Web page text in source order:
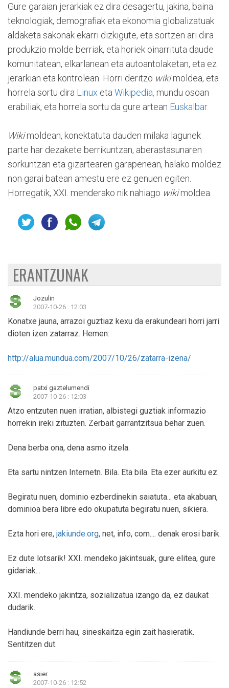
Gure garaian jerarkiak ez dira desagertu, jakina, baina
teknologiak, demografiak eta ekonomia globalizatuak
aldaketa sakonak ekarri dizkigute, eta sortzen ari dira
produkzio molde berriak, eta horiek oinarrituta daude
komunitatean, elkarlanean eta autoantolaketan, eta ez
jerarkian eta kontrolean. Horri deritzo wikimoldea, eta
horrela sortu dira Linux eta Wikipedia, mundu osoan
erabiliak, eta horrela sortu da gure artean Euskalbar.
Wikimoldean, konektatuta dauden milaka lagunek
parte har dezakete berrikuntzan, aberastasunaren
sorkuntzan eta gizartearen garapenean, halako moldez
non garai batean amestu ere ez genuen egiten.
Horregatik, XXI. menderako nik nahiago wikimoldea.
ERANTZUNAK
Jozulin
2007-10-26 : 12:03
Konatxe jauna, arrazoi guztiaz kexu da erakundeari horri jarri
dioten izen zatarraz. Hemen:
http://alua.mundua.com/2007/10/26/zatarra-izena/
patxi gaztelumendi
2007-10-26 : 12:03
Atzo entzuten nuen irratian, albistegi guztiak informazio
horrekin ireki zituzten. Zerbait garrantzitsua behar zuen.
Dena berba ona, dena asmo itzela.
Eta sartu nintzen Internetn. Bila. Eta bila. Eta ezer aurkitu ez.
Begiratu nuen, dominio ezberdinekin saiatuta... eta akabuan,
dominioa bera libre edo okupatuta begiratu nuen, sikiera.
Ezta hori ere, jakiunde.org, net, info, com.... denak erosi barik.
Ez dute lotsarik! XXI. mendeko jakintsuak, gure elitea, gure
gidariak...
XXI. mendeko jakintza, sozializatua izango da, ez daukat
dudarik.
Handiunde berri hau, sineskaitza egin zait hasieratik.
Sentitzen dut.
asier
2007-10-26 : 12:52